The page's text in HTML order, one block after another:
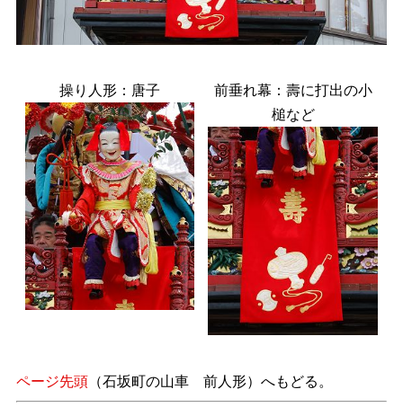
操り人形：唐子
前垂れ幕：壽に打出の小
槌など
ページ先頭 （石坂町の山車 前人形）へもどる。